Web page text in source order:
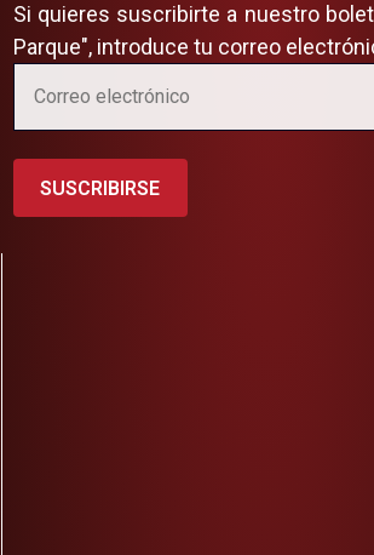
Si quieres suscribirte a nuestro
Parque", introduce tu correo
SUSCRIBIRSE